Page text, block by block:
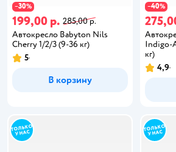
−30%
199,00 р. 285,00 р.
Автокресло Babyton Nils
Cherry 1/2/3 (9-36 кг)
5
В корзину
−40%
Indigo-
кг)
4,9